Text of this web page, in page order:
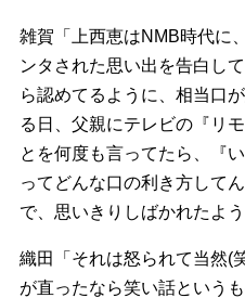
雑賀「上西恵はNMB時代に
ンタされた思い出を告白し
ら認めてるように、相当口
る日、父親にテレビの『リ
とを何度も言ってたら、『
ってどんな口の利き方して
で、思いきりしばかれたよう
織田「それは怒られて当然(
が直ったなら笑い話というも